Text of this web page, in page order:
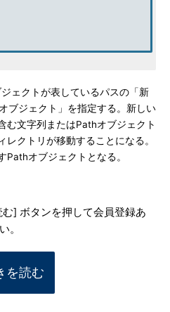
ェクトが表しているパスの「新
ブジェクト」を指定する。新しい
む文字列またはPathオブジェクト
クトリが移動することになる。
Pathオブジェクトとなる。
] ボタンを押して会員登録あ
。
を読む